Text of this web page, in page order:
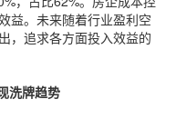
益。未来随着行业盈利空
，追求各方面投入效益的
洗牌趋势